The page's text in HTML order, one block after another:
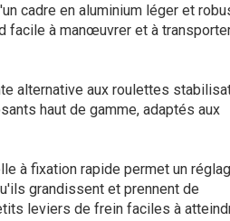
cadre en aluminium léger et
facile à manœuvrer et à
alternative aux roulettes
haut de gamme, adaptés aux
à fixation rapide permet un
grandissent et prennent de
leviers de frein faciles à